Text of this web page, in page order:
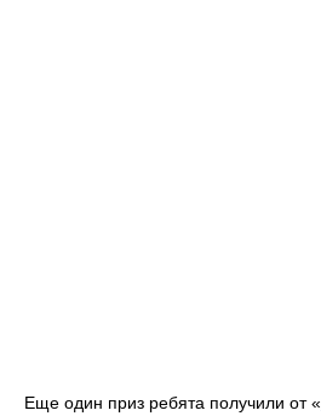
Еще один приз ребята получили от «